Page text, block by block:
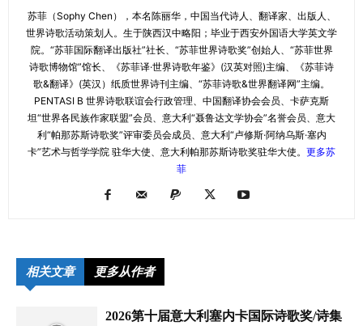
苏菲（Sophy Chen），本名陈丽华，中国当代诗人、翻译家、出版人、
世界诗歌活动策划人。生于陕西汉中略阳；毕业于西安外国语大学英文学
院。“苏菲国际翻译出版社”社长、“苏菲世界诗歌奖”创始人、“苏菲世界
诗歌博物馆”馆长、《苏菲译·世界诗歌年鉴》(汉英对照)主编、《苏菲诗
歌&翻译》(英汉）纸质世界诗刊主编、“苏菲诗歌&世界翻译网”主编。
PENTASI B 世界诗歌联谊会行政管理、中国翻译协会会员、卡萨克斯
坦“世界各民族作家联盟”会员、意大利“聂鲁达文学协会”名誉会员、意大
利“帕那苏斯诗歌奖”评审委员会成员、意大利“卢修斯·阿纳乌斯·塞内
卡”艺术与哲学学院 驻华大使、意大利帕那苏斯诗歌奖驻华大使。 更多苏
菲
相关文章 更多从作者
2026第十届意大利塞内卡国际诗歌奖/诗集